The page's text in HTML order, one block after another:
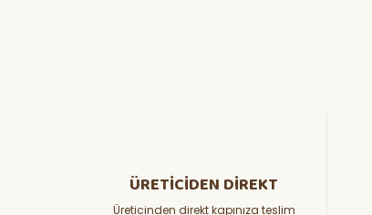
ÜRETİCİDEN DİREKT
Üreticinden direkt kapınıza teslim